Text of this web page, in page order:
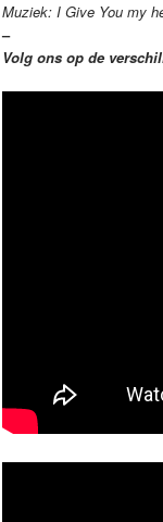
Muziek: I Give You my
–
Volg ons op de